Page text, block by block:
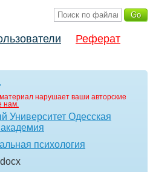
Реферат
нарушает ваши авторские
нам.
Университет Одесская
психология